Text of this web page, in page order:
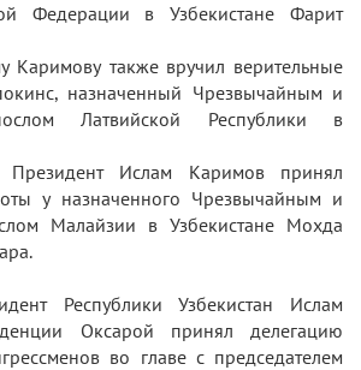
Федерации в Узбекистане Фарит
Каримову также вручил верительные
назначенный Чрезвычайным и
Латвийской Республики в
Ислам Каримов принял
у назначенного Чрезвычайным и
Малайзии в Узбекистане Мохда
Республики Узбекистан Ислам
Оксарой принял делегацию
во главе с председателем